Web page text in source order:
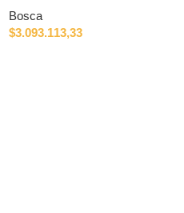
Bosca
$3.093.113,33